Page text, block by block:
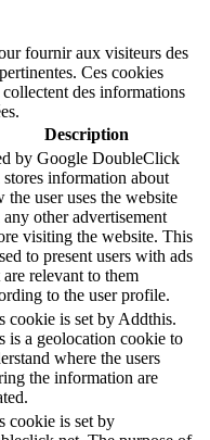
fournir aux visiteurs des
Ces cookies
des informations
Description
by Google DoubleClick
stores information about
the user uses the website
any other advertisement
visiting the website. This
to present users with ads
are relevant to them
to the user profile.
cookie is set by Addthis.
is a geolocation cookie to
where the users
the information are
cookie is set by